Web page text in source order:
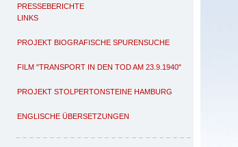
PRESSEBERICHTE
LINKS
PROJEKT BIOGRAFISCHE SPURENSUCHE
FILM "TRANSPORT IN DEN TOD AM 23.9.1940"
PROJEKT STOLPERTONSTEINE HAMBURG
ENGLISCHE ÜBERSETZUNGEN